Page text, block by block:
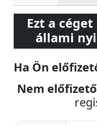
Ezt a
állami
Ha Ön
Nem